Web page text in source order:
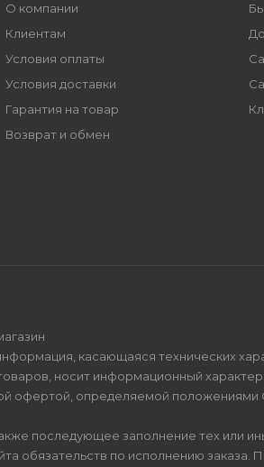
О компании
Клиентам
Условия оплаты
Условия доставки
Гарантия на товар
Возврат и обмен
касающаяся технических
носит информационный характер
офертой, определяемой положениями
последующее заполнение тех или
обязательств по исполнению заказа.